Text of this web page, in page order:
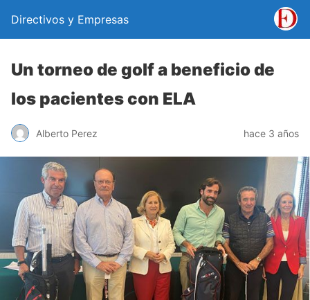
Directivos y Empresas
Un torneo de golf a beneficio de
los pacientes con ELA
Alberto Perez hace 3 años